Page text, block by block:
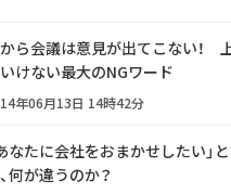
ら会議は意見が出てこない！
けない最大のNGワード
年06月13日 14時42分
なたに会社をおまかせしたい」
何が違うのか？